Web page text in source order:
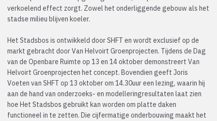
verkoelend effect zorgt. Zowel het onderliggende gebouw als het
stadse milieu blijven koeler.
Het Stadsbos is ontwikkeld door SHFT en wordt exclusief op de
markt gebracht door Van Helvoirt Groenprojecten. Tijdens de Dag
van de Openbare Ruimte op 13 en 14 oktober demonstreert Van
Helvoirt Groenprojecten het concept. Bovendien geeft Joris
Voeten van SHFT op 13 oktober om 14.30uur een lezing, waarin hij
aan de hand van onderzoeks- en modelleringresultaten laat zien
hoe Het Stadsbos gebruikt kan worden om platte daken
functioneel in te zetten. Die cijfermatige onderbouwing maakt het